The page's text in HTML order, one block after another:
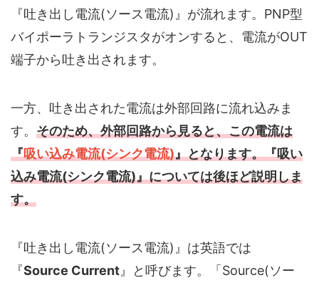
『吐き出し電流(ソース電流)』が流れます。PNP型
バイポーラトランジスタがオンすると、電流がOUT
端子から吐き出されます。
一方、吐き出された電流は外部回路に流れ込みま
す。 そのため、外部回路から見ると、この電流は
『吸い込み電流(シンク電流)』となります。『吸い
込み電流(シンク電流)』については後ほど説明しま
す。
『吐き出し電流(ソース電流)』は英語では
『Source Current』と呼びます。「Source(ソー